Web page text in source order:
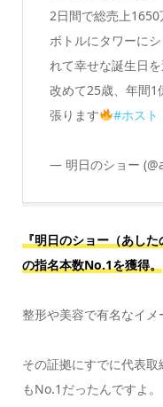
2日間で総売上1650
ボトルにタワーに
れて幸せな誕生日
改めて25歳、年間1
張ります
#ホスト
— 明日のショー
『明日のショー（あし
の指名本数No.1を獲得。
整形や美容で有名なイメ
その証拠にすでに代表
もNo.1だったんですよ。